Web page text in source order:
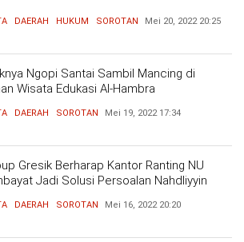
DAERAH HUKUM SOROTAN Mei 20, 2022 20:25
Ngopi Santai Sambil Mancing di
Wisata Edukasi Al-Hambra
DAERAH SOROTAN Mei 19, 2022 17:34
Gresik Berharap Kantor Ranting NU
Jadi Solusi Persoalan Nahdliyyin
DAERAH SOROTAN Mei 16, 2022 20:20